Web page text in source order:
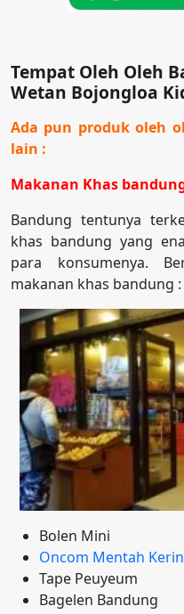
Tempat Oleh Oleh
Wetan Bojongloa
Ada pun produk oleh
lain :
Makanan Khas
Bandung tentunya
khas bandung yang
para konsumenya.
makanan khas bandung :
Bolen Mini
Oncom Mentah
Tape Peuyeum
Bagelen Bandung